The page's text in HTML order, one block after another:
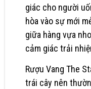
giác cho người
hòa vào sự mới
giữa hàng vựa
cảm giác trải
Rượu Vang The
trái cây nên